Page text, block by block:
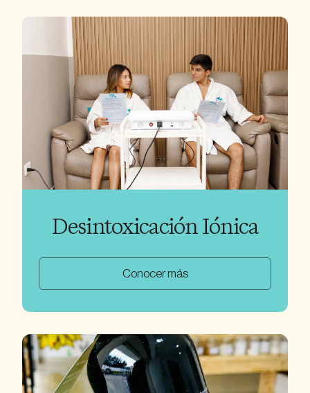
Desintoxicación Iónica
Conocer más